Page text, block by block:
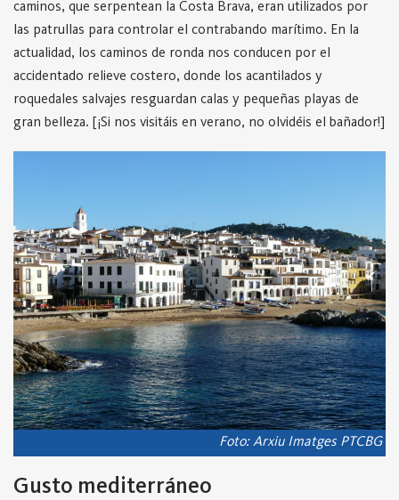
caminos, que serpentean la Costa Brava, eran utilizados por
las patrullas para controlar el contrabando marítimo. En la
actualidad, los caminos de ronda nos conducen por el
accidentado relieve costero, donde los acantilados y
roquedales salvajes resguardan calas y pequeñas playas de
gran belleza. [¡Si nos visitáis en verano, no olvidéis el bañador!]
Foto: Arxiu Imatges PTCBG
Gusto mediterráneo